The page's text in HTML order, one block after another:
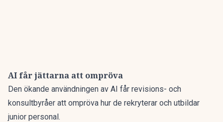
AI får jättarna att ompröva
Den ökande användningen av AI får revisions- och
konsultbyråer att ompröva hur de rekryterar och utbildar
junior personal.